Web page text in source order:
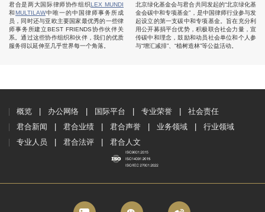
君合是两大国际律师协作组织LEX MUNDI
和MULTILAW中唯一的中国律师事务所成
员，同时还与亚欧主要国家最优秀的一些律
师事务所建立BEST FRIENDS协作伙伴关
系。通过这些协作组织和伙伴，我们的优质
服务得以延伸至几乎世界每一个角落。
北京绿化基金会与君合共同发起的“北京绿化基
金会碳中和专项基金”，是中国律师行业参与发
起设立的第一支碳中和专项基金。旨在充分利
用公开募捐平台优势，积极联合社会力量，宣
传碳中和理念，鼓励和动员社会单位和个人参
与“增汇减排”、“植树造林”等公益活动。
概览 办公网络 国际平台 专业荣誉
社会责任
君合新闻
君合业绩 君合声誉 业务领域
行业领域
专业人员
君合法评 君合人文